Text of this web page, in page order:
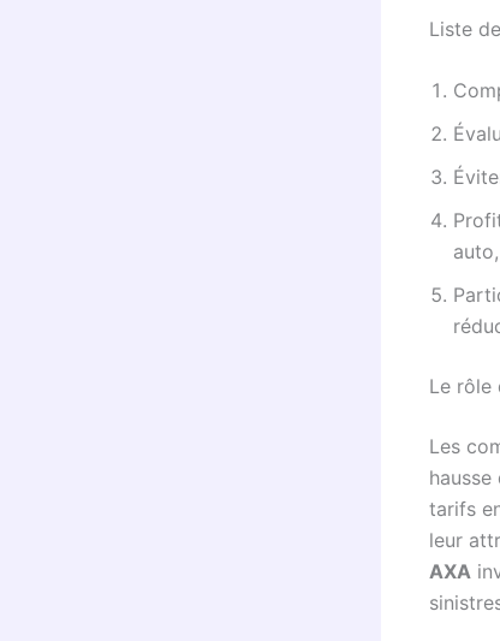
Liste
Le rôle
Les
tarifs
leur
AXA